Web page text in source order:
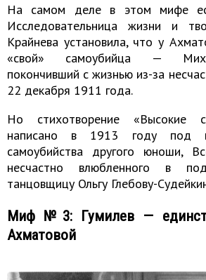
На самом деле в этом мифе
Исследовательница жизни и
Крайнева установила, что у
«свой» самоубийца —
покончивший с жизнью из-за
22 декабря 1911 года.
Но стихотворение «Высокие
написано в 1913 году под
самоубийства другого юноши,
несчастно влюбленного в
танцовщицу Ольгу Глебову-
Миф №3: Гумилев —
Ахматовой